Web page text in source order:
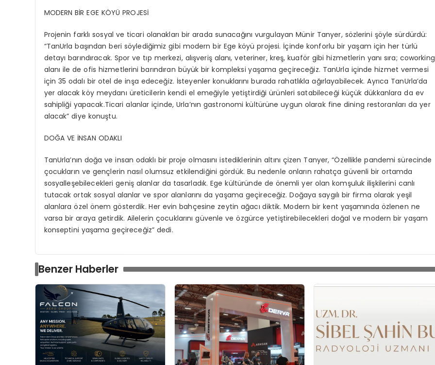
MODERN BİR EGE KÖYÜ PROJESİ
Projenin farklı sosyal ve ticari olanakları bir arada sunacağını vurgulayan Münir Tanyer, sözlerini şöyle sürdürdü:
“TanUrla başından beri söylediğimiz gibi modern bir Ege köyü projesi. İçinde konforlu bir yaşam için her türlü
detayı barındıracak. Spor ve tıp merkezi, alışveriş alanı, veteriner, kreş, kuaför gibi hizmetlerin yanı sıra; coworking
alanı ile de ofis hizmetlerini barındıran büyük bir kompleksi yaşama geçireceğiz. TanUrla içinde hizmet vermesi
için 35 odalı bir otel de inşa edeceğiz. İsteyenler konuklarını burada rahatlıkla ağırlayabilecek. Ayrıca TanUrla’da
yer alacak köy meydanı üreticilerin kendi el emeğiyle yetiştirdiği ürünleri satabileceği küçük dükkanlara da ev
sahipliği yapacak.Ticari alanlar içinde, Urla’nın gastronomi kültürüne uygun olarak fine dining restoranları da yer
alacak” diye konuştu.
DOĞA VE İNSAN ODAKLI
TanUrla’nın doğa ve insan odaklı bir proje olmasını istediklerinin altını çizen Tanyer, “Özellikle pandemi sürecinde
çocukların ve gençlerin nasıl olumsuz etkilendiğini gördük. Bu nedenle onların rahatça güvenli bir ortamda
sosyalleşebilecekleri geniş alanlar da tasarladık. Ege kültüründe de önemli yer olan komşuluk ilişkilerini canlı
tutacak ortak sosyal alanlar ve spor alanlarını da yaşama geçireceğiz. Doğaya saygılı bir firma olarak yeşil
alanlara özel önem gösterdik. Her evin bahçesine zeytin ağacı diktik. Modern bir kent yaşamında özlenen ne
varsa bir araya getirdik. Ailelerin çocuklarını güvenle ve özgürce yetiştirebilecekleri doğal ve modern bir yaşam
konseptini yaşama geçireceğiz” dedi.
Benzer Haberler